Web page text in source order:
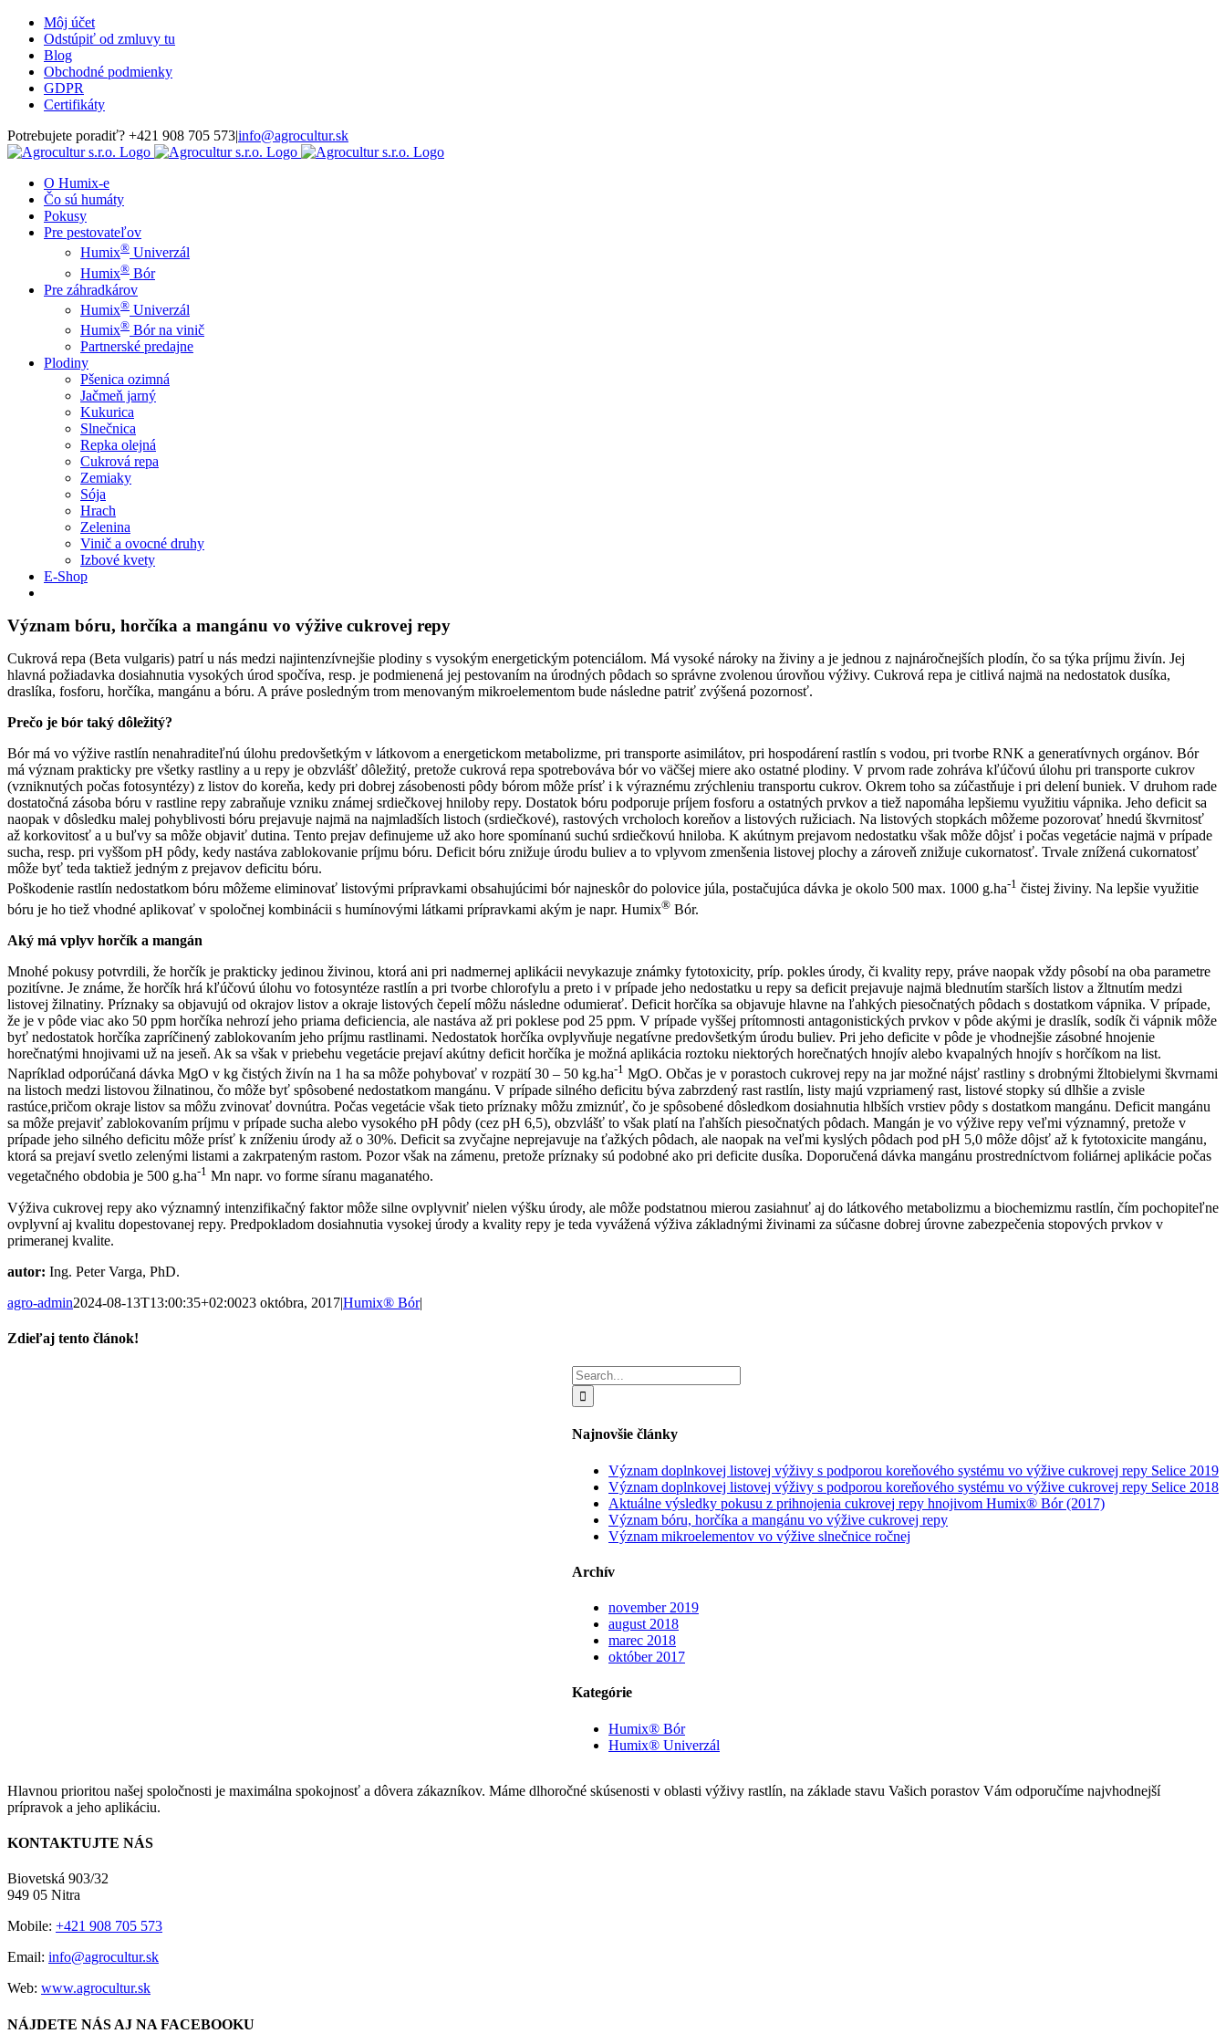
Skip
content
Môj účet
Odstúpiť od zmluvy tu
Blog
Obchodné podmienky
GDPR
Certifikáty
Potrebujete poradiť? +421 908 705 573|info@agrocultur.sk
O Humix-e
Čo sú humáty
Pokusy
Pre pestovateľov
Humix® Univerzál
Humix® Bór
Pre záhradkárov
Humix® Univerzál
Humix® Bór na vinič
Partnerské predajne
Plodiny
Pšenica ozimná
Jačmeň jarný
Kukurica
Slnečnica
Repka olejná
Cukrová repa
Zemiaky
Sója
Hrach
Zelenina
Vinič a ovocné druhy
Izbové kvety
E-Shop
Význam bóru, horčíka a mangánu vo výžive cukrovej repy
Cukrová repa (Beta vulgaris) patrí u nás medzi najintenzívnejšie plodiny s vysokým energetickým potenciálom. Má vysoké nároky na živiny a je jednou z najnáročnejších plodín, čo sa týka príjmu živín. Jej
hlavná požiadavka dosiahnutia vysokých úrod spočíva, resp. je podmienená jej pestovaním na úrodných pôdach so správne zvolenou úrovňou výživy. Cukrová repa je citlivá najmä na nedostatok dusíka,
draslíka, fosforu, horčíka, mangánu a bóru. A práve posledným trom menovaným mikroelementom bude následne patriť zvýšená pozornosť.
Prečo je bór taký dôležitý?
Bór má vo výžive rastlín nenahraditeľnú úlohu predovšetkým v látkovom a energetickom metabolizme, pri transporte asimilátov, pri hospodárení rastlín s vodou, pri tvorbe RNK a generatívnych orgánov. Bór
má význam prakticky pre všetky rastliny a u repy je obzvlášť dôležitý, pretože cukrová repa spotrebováva bór vo väčšej miere ako ostatné plodiny. V prvom rade zohráva kľúčovú úlohu pri transporte cukrov
(vzniknutých počas fotosyntézy) z listov do koreňa, kedy pri dobrej zásobenosti pôdy bórom môže prísť i k výraznému zrýchleniu transportu cukrov. Okrem toho sa zúčastňuje i pri delení buniek. V druhom rade
dostatočná zásoba bóru v rastline repy zabraňuje vzniku známej srdiečkovej hniloby repy. Dostatok bóru podporuje príjem fosforu a ostatných prvkov a tiež napomáha lepšiemu využitiu vápnika. Jeho deficit sa
naopak v dôsledku malej pohyblivosti bóru prejavuje najmä na najmladších listoch (srdiečkové), rastových vrcholoch koreňov a listových ružiciach. Na listových stopkách môžeme pozorovať hnedú škvrnitosť
až korkovitosť a u buľvy sa môže objaviť dutina. Tento prejav definujeme už ako hore spomínanú suchú srdiečkovú hniloba. K akútnym prejavom nedostatku však môže dôjsť i počas vegetácie najmä v prípade
sucha, resp. pri vyššom pH pôdy, kedy nastáva zablokovanie príjmu bóru. Deficit bóru znižuje úrodu buliev a to vplyvom zmenšenia listovej plochy a zároveň znižuje cukornatosť. Trvale znížená cukornatosť
môže byť teda taktiež jedným z prejavov deficitu bóru.
Poškodenie rastlín nedostatkom bóru môžeme eliminovať listovými prípravkami obsahujúcimi bór najneskôr do polovice júla, postačujúca dávka je okolo 500 max. 1000 g.ha-1 čistej živiny. Na lepšie využitie
bóru je ho tiež vhodné aplikovať v spoločnej kombinácii s humínovými látkami prípravkami akým je napr. Humix® Bór.
Aký má vplyv horčík a mangán
Mnohé pokusy potvrdili, že horčík je prakticky jedinou živinou, ktorá ani pri nadmernej aplikácii nevykazuje známky fytotoxicity, príp. pokles úrody, či kvality repy, práve naopak vždy pôsobí na oba parametre
pozitívne. Je známe, že horčík hrá kľúčovú úlohu vo fotosyntéze rastlín a pri tvorbe chlorofylu a preto i v prípade jeho nedostatku u repy sa deficit prejavuje najmä blednutím starších listov a žltnutím medzi
listovej žilnatiny. Príznaky sa objavujú od okrajov listov a okraje listových čepelí môžu následne odumierať. Deficit horčíka sa objavuje hlavne na ľahkých piesočnatých pôdach s dostatkom vápnika. V prípade,
že je v pôde viac ako 50 ppm horčíka nehrozí jeho priama deficiencia, ale nastáva až pri poklese pod 25 ppm. V prípade vyššej prítomnosti antagonistických prvkov v pôde akými je draslík, sodík či vápnik môže
byť nedostatok horčíka zapríčinený zablokovaním jeho príjmu rastlinami. Nedostatok horčíka ovplyvňuje negatívne predovšetkým úrodu buliev. Pri jeho deficite v pôde je vhodnejšie zásobné hnojenie
horečnatými hnojivami už na jeseň. Ak sa však v priebehu vegetácie prejaví akútny deficit horčíka je možná aplikácia roztoku niektorých horečnatých hnojív alebo kvapalných hnojív s horčíkom na list.
Napríklad odporúčaná dávka MgO v kg čistých živín na 1 ha sa môže pohybovať v rozpätí 30 – 50 kg.ha-1 MgO. Občas je v porastoch cukrovej repy na jar možné nájsť rastliny s drobnými žltobielymi škvrnami
na listoch medzi listovou žilnatinou, čo môže byť spôsobené nedostatkom mangánu. V prípade silného deficitu býva zabrzdený rast rastlín, listy majú vzpriamený rast, listové stopky sú dlhšie a zvisle
rastúce,pričom okraje listov sa môžu zvinovať dovnútra. Počas vegetácie však tieto príznaky môžu zmiznúť, čo je spôsobené dôsledkom dosiahnutia hlbších vrstiev pôdy s dostatkom mangánu. Deficit mangánu
sa môže prejaviť zablokovaním príjmu v prípade sucha alebo vysokého pH pôdy (cez pH 6,5), obzvlášť to však platí na ľahších piesočnatých pôdach. Mangán je vo výžive repy veľmi významný, pretože v
prípade jeho silného deficitu môže prísť k zníženiu úrody až o 30%. Deficit sa zvyčajne neprejavuje na ťažkých pôdach, ale naopak na veľmi kyslých pôdach pod pH 5,0 môže dôjsť až k fytotoxicite mangánu,
ktorá sa prejaví svetlo zelenými listami a zakrpateným rastom. Pozor však na zámenu, pretože príznaky sú podobné ako pri deficite dusíka. Doporučená dávka mangánu prostredníctvom foliárnej aplikácie počas
vegetačného obdobia je 500 g.ha-1 Mn napr. vo forme síranu maganatého.
Výživa cukrovej repy ako významný intenzifikačný faktor môže silne ovplyvniť nielen výšku úrody, ale môže podstatnou mierou zasiahnuť aj do látkového metabolizmu a biochemizmu rastlín, čím pochopiteľne
ovplyvní aj kvalitu dopestovanej repy. Predpokladom dosiahnutia vysokej úrody a kvality repy je teda vyvážená výživa základnými živinami za súčasne dobrej úrovne zabezpečenia stopových prvkov v
primeranej kvalite.
autor: Ing. Peter Varga, PhD.
agro-admin2024-08-13T13:00:35+02:0023 októbra, 2017|Humix® Bór|
Zdieľaj tento článok!
Search
for:
Najnovšie články
Význam doplnkovej listovej výživy s podporou koreňového systému vo výžive cukrovej repy Selice 2019
Význam doplnkovej listovej výživy s podporou koreňového systému vo výžive cukrovej repy Selice 2018
Aktuálne výsledky pokusu z prihnojenia cukrovej repy hnojivom Humix® Bór (2017)
Význam bóru, horčíka a mangánu vo výžive cukrovej repy
Význam mikroelementov vo výžive slnečnice ročnej
Archív
november 2019
august 2018
marec 2018
október 2017
Kategórie
Humix® Bór
Humix® Univerzál
Hlavnou prioritou našej spoločnosti je maximálna spokojnosť a dôvera zákazníkov. Máme dlhoročné skúsenosti v oblasti výživy rastlín, na základe stavu Vašich porastov Vám odporučíme najvhodnejší
prípravok a jeho aplikáciu.
KONTAKTUJTE NÁS
Biovetská 903/32
949 05 Nitra
Mobile: +421 908 705 573
Email: info@agrocultur.sk
Web: www.agrocultur.sk
NÁJDETE NÁS AJ NA FACEBOOKU